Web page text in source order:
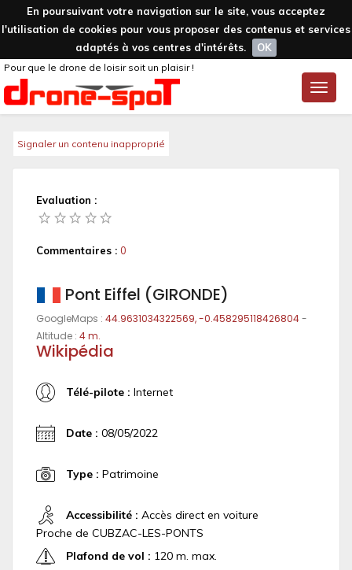
En poursuivant votre navigation sur le site, vous acceptez
l'utilisation de cookies pour vous proposer des contenus et services
adaptés à vos centres d'intérêts.
OK
Toggle
Pour que le drone de loisir soit un plaisir !
Signaler un contenu inapproprié
Evaluation :
Commentaires : 0
Pont Eiffel (GIRONDE)
GoogleMaps : 44.9631034322569, -0.458295118426804-
Altitude : 4 m.
Wikipédia
Télé-pilote : Internet
Date : 08/05/2022
Type : Patrimoine
Accessibilité : Accès direct en voiture
Proche de CUBZAC-LES-PONTS
Plafond de vol : 120 m. max.